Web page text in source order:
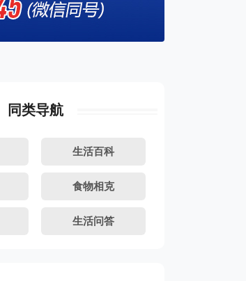
同类导航
生活百科
食物相克
生活问答